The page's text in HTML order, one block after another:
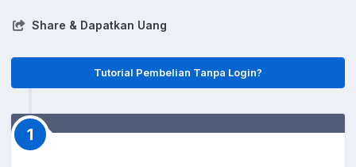
Share & Dapatkan Uang
Tutorial Pembelian Tanpa Login?
1